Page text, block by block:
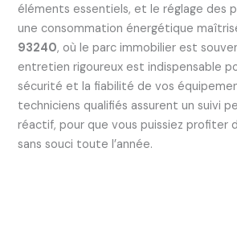
éléments essentiels, et le réglage des
une consommation énergétique
93240, où le parc immobilier est
entretien rigoureux est indispensable
sécurité et la fiabilité de vos
techniciens qualifiés assurent un suivi
réactif, pour que vous puissiez profiter
sans souci toute l’année.